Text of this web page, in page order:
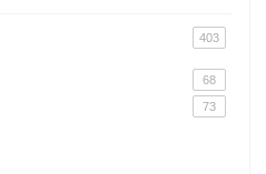
403
68
73